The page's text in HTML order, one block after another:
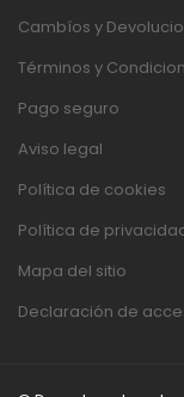
Cambíos y
Términos y
Pago seguro
Aviso legal
Política de cookies
Política de
Mapa del sitio
Declaración de